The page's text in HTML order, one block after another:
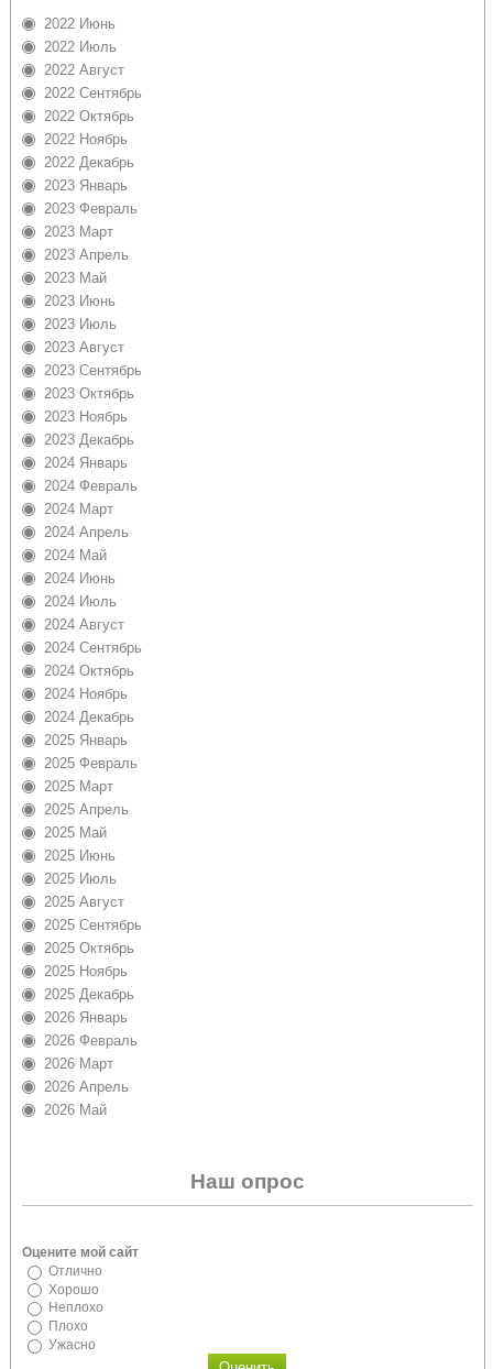
2022 Июнь
2022 Июль
2022 Август
2022 Сентябрь
2022 Октябрь
2022 Ноябрь
2022 Декабрь
2023 Январь
2023 Февраль
2023 Март
2023 Апрель
2023 Май
2023 Июнь
2023 Июль
2023 Август
2023 Сентябрь
2023 Октябрь
2023 Ноябрь
2023 Декабрь
2024 Январь
2024 Февраль
2024 Март
2024 Апрель
2024 Май
2024 Июнь
2024 Июль
2024 Август
2024 Сентябрь
2024 Октябрь
2024 Ноябрь
2024 Декабрь
2025 Январь
2025 Февраль
2025 Март
2025 Апрель
2025 Май
2025 Июнь
2025 Июль
2025 Август
2025 Сентябрь
2025 Октябрь
2025 Ноябрь
2025 Декабрь
2026 Январь
2026 Февраль
2026 Март
2026 Апрель
2026 Май
Наш опрос
Оцените мой сайт
Отлично
Хорошо
Неплохо
Плохо
Ужасно